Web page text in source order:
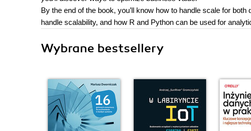
By the end of the book, you’ll know how to handle scale for
handle scalability, and how R and Python can be used for
Wybrane bestsellery